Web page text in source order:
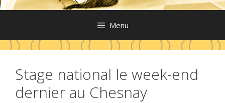
Menu
Stage national le week-end
dernier au Chesnay